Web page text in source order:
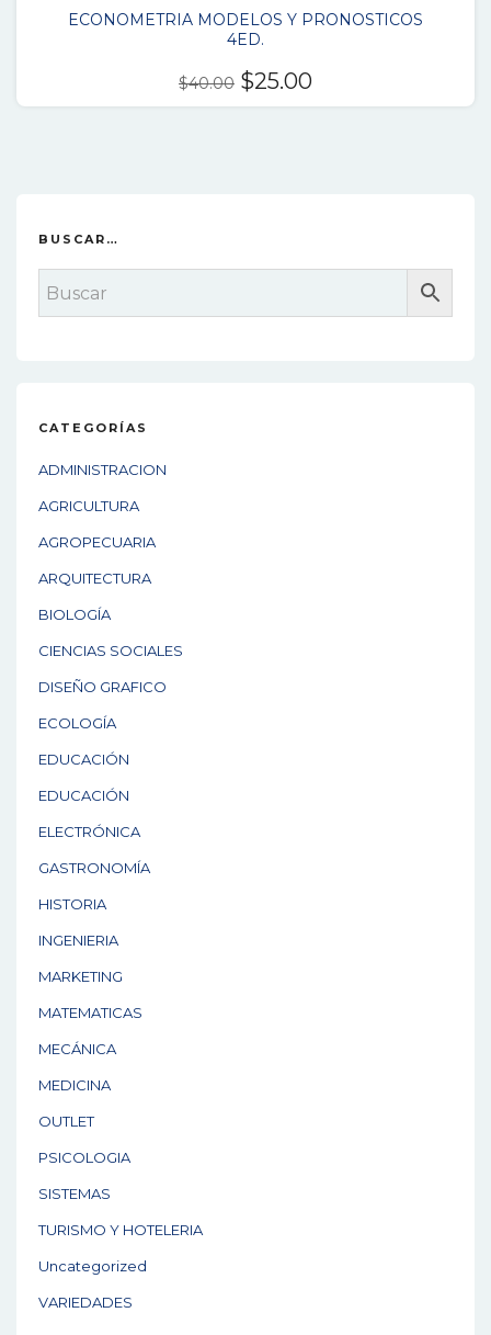
ECONOMETRIA MODELOS Y PRONOSTICOS
4ED.
$40.00 El
precio
$25.00
precio
BUSCAR…
CATEGORÍAS
ADMINISTRACION
AGRICULTURA
AGROPECUARIA
ARQUITECTURA
BIOLOGÍA
CIENCIAS SOCIALES
DISEÑO GRAFICO
ECOLOGÍA
EDUCACIÓN
EDUCACIÓN
ELECTRÓNICA
GASTRONOMÍA
HISTORIA
INGENIERIA
MARKETING
MATEMATICAS
MECÁNICA
MEDICINA
OUTLET
PSICOLOGIA
SISTEMAS
TURISMO Y HOTELERIA
Uncategorized
VARIEDADES